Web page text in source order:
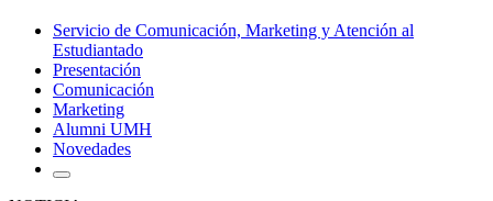
Servicio de Comunicación, Marketing y Atención al
Estudiantado
Presentación
Comunicación
Marketing
Alumni UMH
Novedades